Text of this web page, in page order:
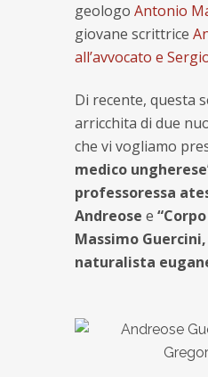
geologo Antonio
giovane scrittrice
all’avvocato e
Di recente, questa
arricchita di due
che vi vogliamo
medico
professoressa
Andreose e
Massimo
naturalista